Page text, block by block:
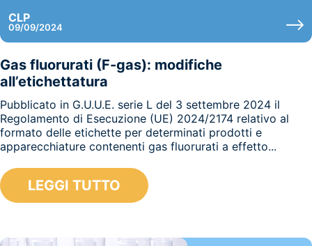
CLP
09/09/2024
Gas fluorurati (F-gas): modifiche
all’etichettatura
Pubblicato in G.U.U.E. serie L del 3 settembre 2024 il
Regolamento di Esecuzione (UE) 2024/2174 relativo al
formato delle etichette per determinati prodotti e
apparecchiature contenenti gas fluorurati a effetto...
LEGGI TUTTO